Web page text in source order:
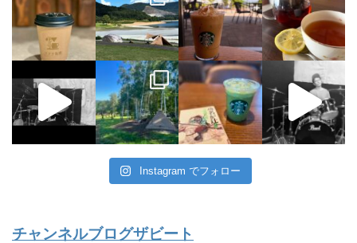
Instagram でフォロー
チャンネルブログザビート